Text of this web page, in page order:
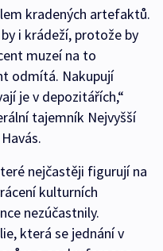
kradených artefaktů.
i krádeží, protože by
muzeí na to
odmítá. Nakupují
je v depozitářích,“
tajemník Nejvyšší
nejčastěji figurují na
kulturních
nezúčastnily.
která se jednání v